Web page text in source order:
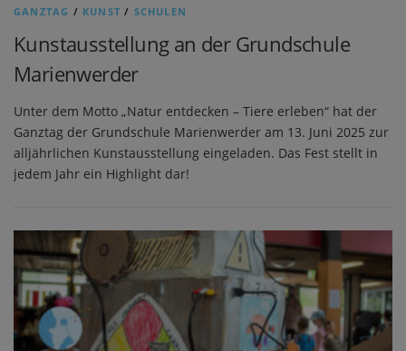
GANZTAG / KUNST / SCHULEN
Kunstausstellung an der Grundschule
Marienwerder
Unter dem Motto „Natur entdecken – Tiere erleben“ hat der
Ganztag der Grundschule Marienwerder am 13. Juni 2025 zur
alljährlichen Kunstausstellung eingeladen. Das Fest stellt in
jedem Jahr ein Highlight dar!